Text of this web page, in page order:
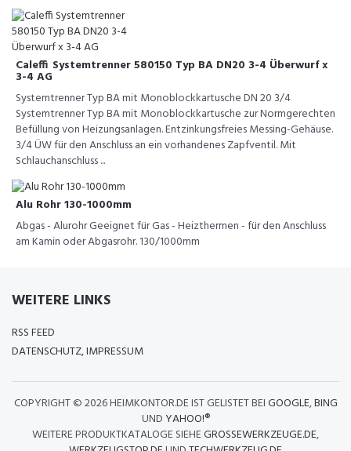
Caleffi Systemtrenner 580150 Typ BA DN20 3-4 Überwurf x
3-4 AG
Systemtrenner Typ BA mit Monoblockkartusche DN 20 3/4
Systemtrenner Typ BA mit Monoblockkartusche zur Normgerechten
Befüllung von Heizungsanlagen. Entzinkungsfreies Messing-Gehäuse.
3/4 ÜW für den Anschluss an ein vorhandenes Zapfventil. Mit
Schlauchanschluss ...
Alu Rohr 130-1000mm
Abgas - Alurohr Geeignet für Gas - Heizthermen - für den Anschluss
am Kamin oder Abgasrohr. 130/1000mm
WEITERE LINKS
RSS FEED
DATENSCHUTZ, IMPRESSUM
COPYRIGHT ©2026 HEIMKONTOR.DE IST GELISTET BEIGOOGLE,BING
UND YAHOO!®
WEITERE PRODUKTKATALOGE SIEHEGROSSEWERKZEUGE.DE,